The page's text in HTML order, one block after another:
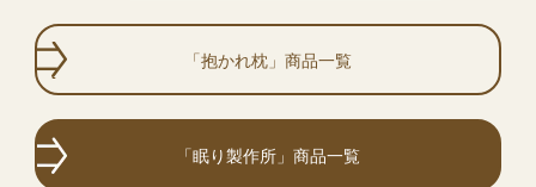
「抱かれ枕」商品⼀覧
「眠り製作所」商品⼀覧